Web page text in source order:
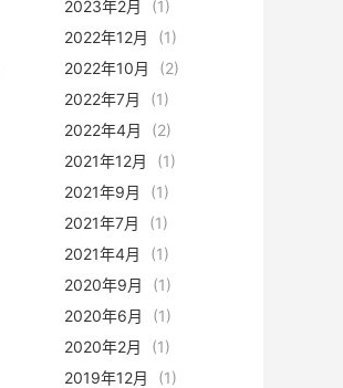
2023年2月
(1)
2022年12月
(1)
2022年10月
(2)
2022年7月
(1)
2022年4月
(2)
2021年12月
(1)
2021年9月
(1)
2021年7月
(1)
2021年4月
(1)
2020年9月
(1)
2020年6月
(1)
2020年2月
(1)
2019年12月
(1)